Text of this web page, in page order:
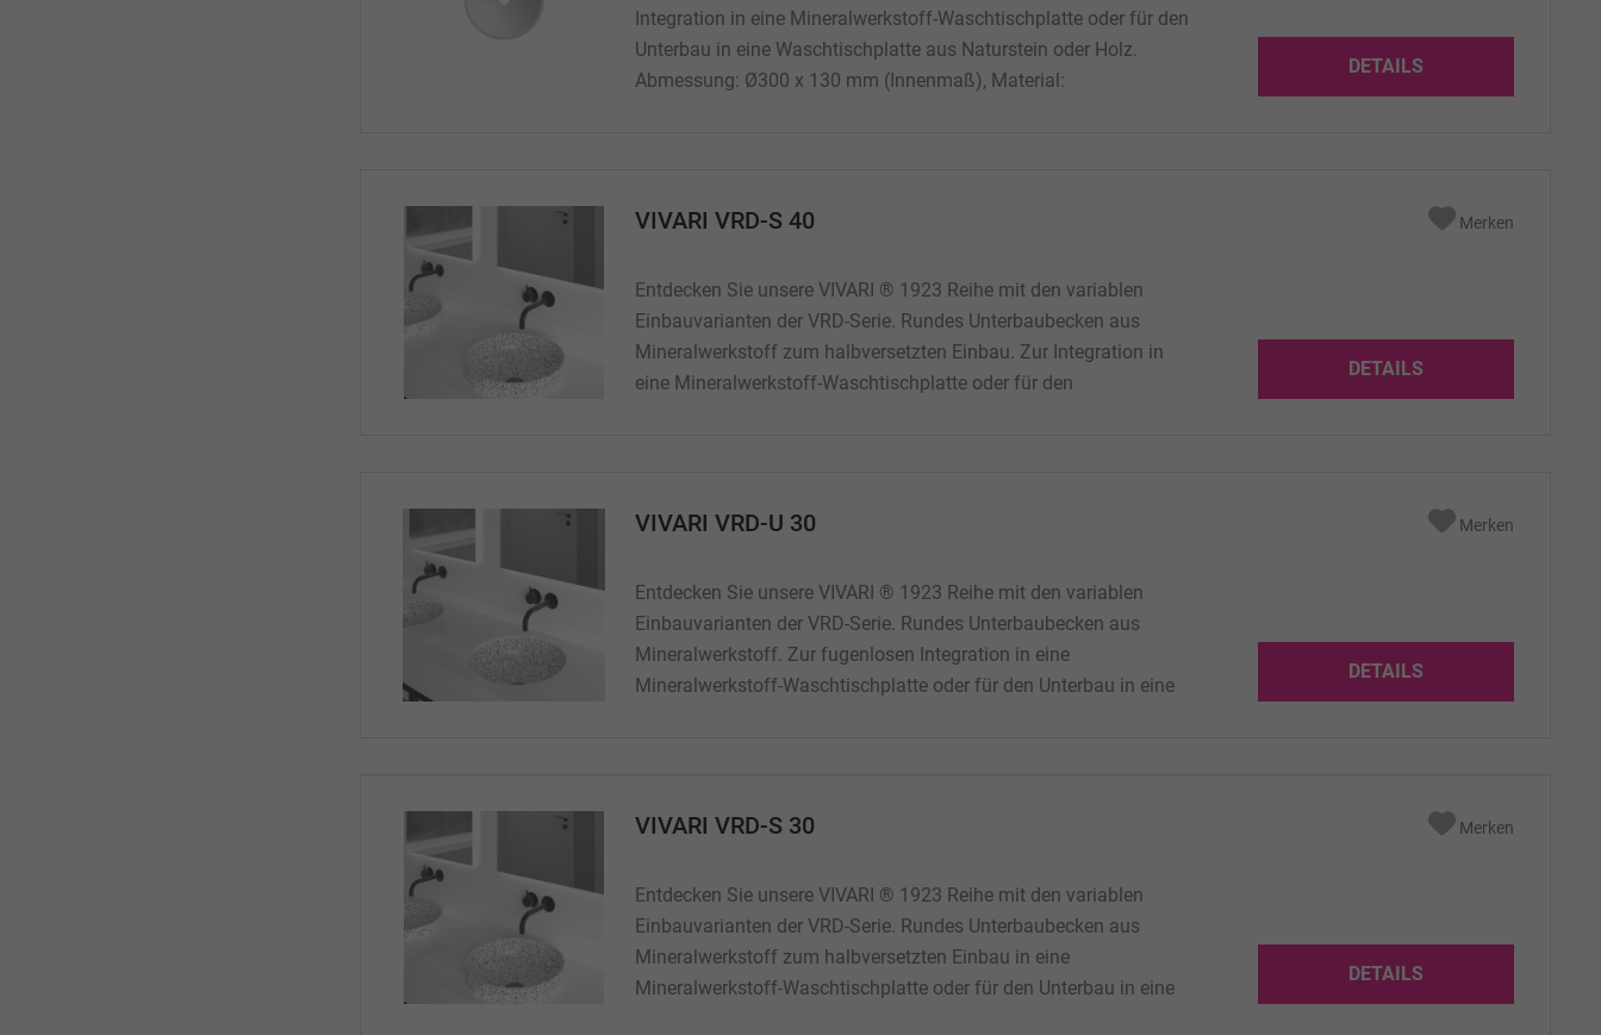
Integration in eine Mineralwerkstoff-Waschtischplatte oder für den
Unterbau in eine Waschtischplatte aus Naturstein oder Holz.
Abmessung: Ø300 x 130 mm (Innenmaß), Material:
DETAILS
VIVARI VRD-S 40
Entdecken Sie unsere VIVARI ® 1923 Reihe mit den variablen
Einbauvarianten der VRD-Serie. Rundes Unterbaubecken aus
Mineralwerkstoff zum halbversetzten Einbau. Zur Integration in
eine Mineralwerkstoff-Waschtischplatte oder für den
DETAILS
Merken
VIVARI VRD-U 30
Entdecken Sie unsere VIVARI ® 1923 Reihe mit den variablen
Einbauvarianten der VRD-Serie. Rundes Unterbaubecken aus
Mineralwerkstoff. Zur fugenlosen Integration in eine
Mineralwerkstoff-Waschtischplatte oder für den Unterbau in eine
DETAILS
Merken
VIVARI VRD-S 30
Entdecken Sie unsere VIVARI ® 1923 Reihe mit den variablen
Einbauvarianten der VRD-Serie. Rundes Unterbaubecken aus
Mineralwerkstoff zum halbversetzten Einbau in eine
Mineralwerkstoff-Waschtischplatte oder für den Unterbau in eine
DETAILS
Merken